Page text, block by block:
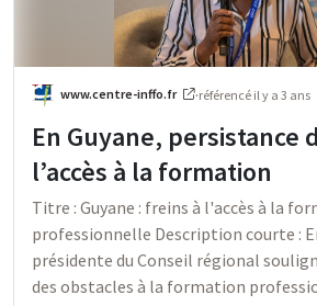
www.centre-inffo.fr ·référencé il y a 3 ans
En Guyane, persistance
l’accès à la formation
Titre : Guyane : freins à l'accès à la
professionnelle Description courte :
présidente du Conseil régional
des obstacles à la formation